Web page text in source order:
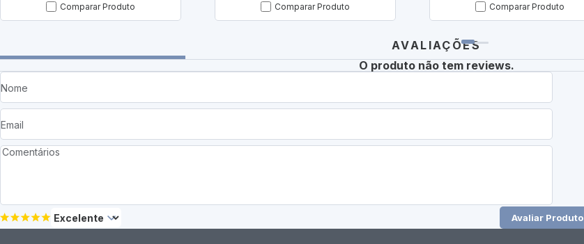
Comparar Produto Comparar Produto Comparar Produto
AVALIAÇÕES
O produto não tem reviews.
Avaliar Produto